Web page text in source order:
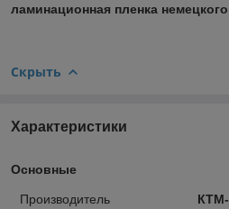
ламинационная пленка
Скрыть
Характеристики
Основные
Производитель
КТМ-